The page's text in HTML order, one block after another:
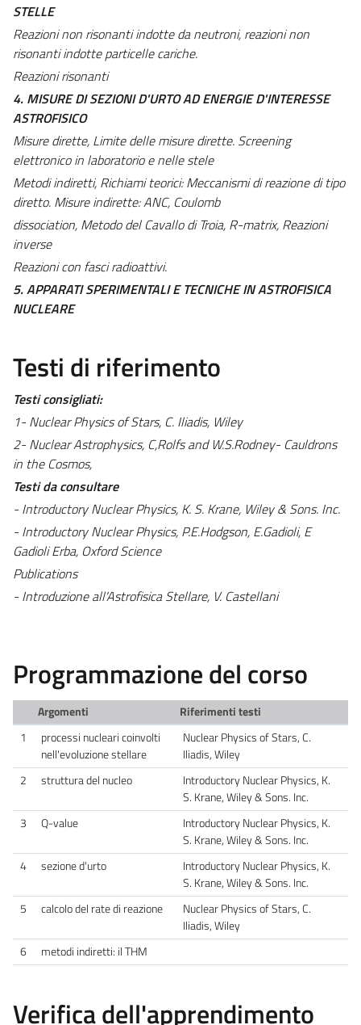
STELLE
Reazioni non risonanti indotte da neutroni, reazioni non
risonanti indotte particelle cariche.
Reazioni risonanti
4. MISURE DI SEZIONI D'URTO AD ENERGIE D'INTERESSE
ASTROFISICO
Misure dirette, Limite delle misure dirette. Screening
elettronico in laboratorio e nelle stele
Metodi indiretti, Richiami teorici: Meccanismi di reazione di tipo
diretto. Misure indirette: ANC, Coulomb
dissociation, Metodo del Cavallo di Troia, R-matrix, Reazioni
inverse
Reazioni con fasci radioattivi.
5. APPARATI SPERIMENTALI E TECNICHE IN ASTROFISICA
NUCLEARE
Testi di riferimento
Testi consigliati:
1- Nuclear Physics of Stars, C. Iliadis, Wiley
2- Nuclear Astrophysics, C,Rolfs and W.S.Rodney- Cauldrons
in the Cosmos,
Testi da consultare
- Introductory Nuclear Physics, K. S. Krane, Wiley & Sons. Inc.
- Introductory Nuclear Physics, P.E.Hodgson, E.Gadioli, E
Gadioli Erba, Oxford Science
Publications
- Introduzione all'Astrofisica Stellare, V. Castellani
Programmazione del corso
Argomenti
Riferimenti testi
1
processi nucleari coinvolti
nell'evoluzione stellare
Nuclear Physics of Stars, C.
Iliadis, Wiley
2
struttura del nucleo
Introductory Nuclear Physics, K.
S. Krane, Wiley & Sons. Inc.
3
Q-value
Introductory Nuclear Physics, K.
S. Krane, Wiley & Sons. Inc.
4
sezione d'urto
Introductory Nuclear Physics, K.
S. Krane, Wiley & Sons. Inc.
5
calcolo del rate di reazione
Nuclear Physics of Stars, C.
Iliadis, Wiley
6
metodi indiretti: il THM
Verifica dell'apprendimento